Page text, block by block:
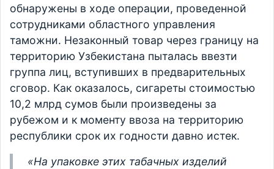
обнаружены в ходе операции, проведенной
сотрудниками областного управления
таможни. Незаконный товар через границу на
территорию Узбекистана пыталась ввезти
группа лиц, вступивших в предварительных
сговор. Как оказалось, сигареты стоимостью
10,2 млрд сумов были произведены за
рубежом и к моменту ввоза на территорию
республики срок их годности давно истек.
«На упаковке этих табачных изделий